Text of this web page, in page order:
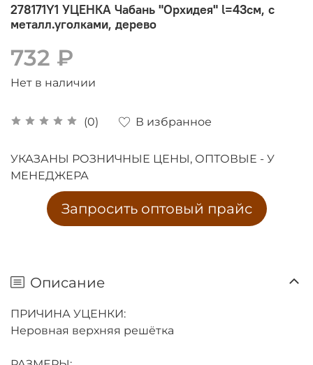
278171Y1 УЦЕНКА Чабань "Орхидея" l=43см, с
металл.уголками, дерево
(0) В избранное
732 ₽
Нет в наличии
УКАЗАНЫ РОЗНИЧНЫЕ ЦЕНЫ, ОПТОВЫЕ - У
МЕНЕДЖЕРА
Запросить оптовый прайс
Описание
ПРИЧИНА УЦЕНКИ:
Неровная верхняя решётка